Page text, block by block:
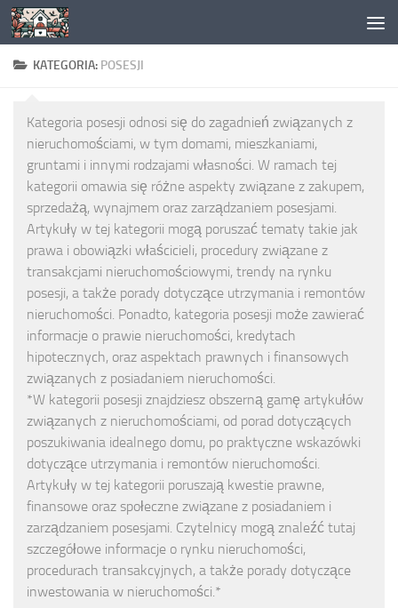
Skip to content
KATEGORIA: POSESJI
Kategoria posesji odnosi się do zagadnień związanych z
nieruchomościami, w tym domami, mieszkaniami,
gruntami i innymi rodzajami własności. W ramach tej
kategorii omawia się różne aspekty związane z zakupem,
sprzedażą, wynajmem oraz zarządzaniem posesjami.
Artykuły w tej kategorii mogą poruszać tematy takie jak
prawa i obowiązki właścicieli, procedury związane z
transakcjami nieruchomościowymi, trendy na rynku
posesji, a także porady dotyczące utrzymania i remontów
nieruchomości. Ponadto, kategoria posesji może zawierać
informacje o prawie nieruchomości, kredytach
hipotecznych, oraz aspektach prawnych i finansowych
związanych z posiadaniem nieruchomości.
*W kategorii posesji znajdziesz obszerną gamę artykułów
związanych z nieruchomościami, od porad dotyczących
poszukiwania idealnego domu, po praktyczne wskazówki
dotyczące utrzymania i remontów nieruchomości.
Artykuły w tej kategorii poruszają kwestie prawne,
finansowe oraz społeczne związane z posiadaniem i
zarządzaniem posesjami. Czytelnicy mogą znaleźć tutaj
szczegółowe informacje o rynku nieruchomości,
procedurach transakcyjnych, a także porady dotyczące
inwestowania w nieruchomości.*